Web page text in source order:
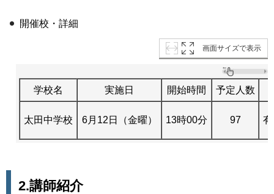
開催校・詳細
画面サイズで表示
学校名 実施日 開始時間 予定人数
太田中学校 6月12日（金曜） 13時00分 97
2.講師紹介